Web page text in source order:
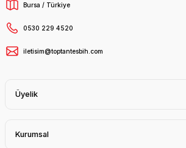
Bursa / Türkiye
0530 229 4520
iletisim@toptantesbih.com
Üyelik
Kurumsal